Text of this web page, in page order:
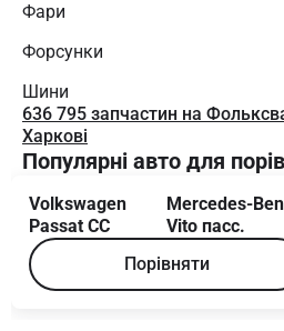
Фари
Форсунки
Шини
636 795 запчастин на
Харкові
Популярні авто для
Volkswagen
Passat CC
Mercedes-
Vito пасс.
Порівняти